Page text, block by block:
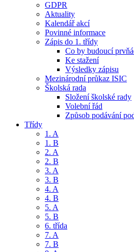
GDPR
Aktuality
Kalendář akcí
Povinné informace
Zápis do 1. třídy
Co by budoucí
Ke stažení
Výsledky zápisu
Mezinárodní průkaz ISIC
Školská rada
Složení školské rady
Volební řád
Způsob podávání
Třídy
1. A
1. B
2. A
2. B
3. A
3. B
4. A
4. B
5. A
5. B
6. třída
7. A
7. B